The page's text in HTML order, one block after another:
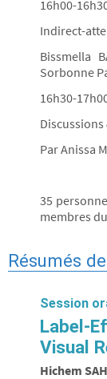
16h00-
Indirect-
Bissmella
Sorbonne
16h30-
Par Anissa
35
membres
Résumés
Session
Label-
Visual
Hichem